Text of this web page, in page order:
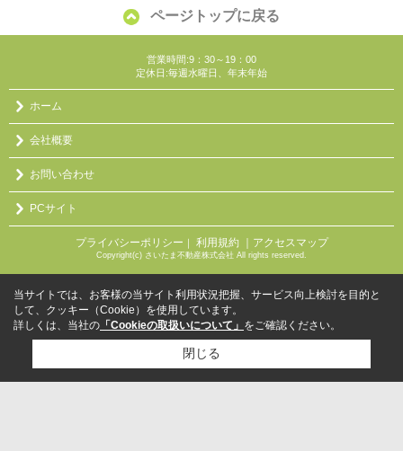
ページトップに戻る
営業時間:9：30～19：00
定休日:毎週水曜日、年末年始
ホーム
会社概要
お問い合わせ
PCサイト
プライバシーポリシー ｜ 利用規約 ｜アクセスマップ
Copyright(c) さいたま不動産株式会社 All rights reserved.
当サイトでは、お客様の当サイト利用状況把握、サービス向上検討を目的と
して、クッキー（Cookie）を使用しています。
詳しくは、当社の 「Cookieの取扱いについて」 をご確認ください。
閉じる